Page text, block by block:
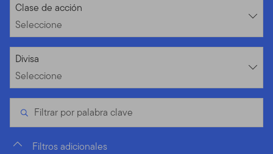
Seleccione
Clase de acción
Seleccione
Seleccione
Divisa
Seleccione
Filtrar por palabra clave
Filtros adicionales